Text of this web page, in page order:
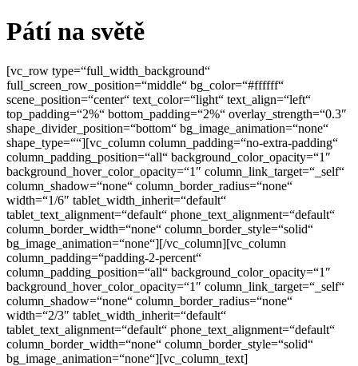
Pátí na světě
[vc_row type=“full_width_background“
full_screen_row_position=“middle“ bg_color=“#ffffff“
scene_position=“center“ text_color=“light“ text_align=“left“
top_padding=“2%“ bottom_padding=“2%“ overlay_strength=“0.3″
shape_divider_position=“bottom“ bg_image_animation=“none“
shape_type=““][vc_column column_padding=“no-extra-padding“
column_padding_position=“all“ background_color_opacity=“1″
background_hover_color_opacity=“1″ column_link_target=“_self“
column_shadow=“none“ column_border_radius=“none“
width=“1/6″ tablet_width_inherit=“default“
tablet_text_alignment=“default“ phone_text_alignment=“default“
column_border_width=“none“ column_border_style=“solid“
bg_image_animation=“none“][/vc_column][vc_column
column_padding=“padding-2-percent“
column_padding_position=“all“ background_color_opacity=“1″
background_hover_color_opacity=“1″ column_link_target=“_self“
column_shadow=“none“ column_border_radius=“none“
width=“2/3″ tablet_width_inherit=“default“
tablet_text_alignment=“default“ phone_text_alignment=“default“
column_border_width=“none“ column_border_style=“solid“
bg_image_animation=“none“][vc_column_text]